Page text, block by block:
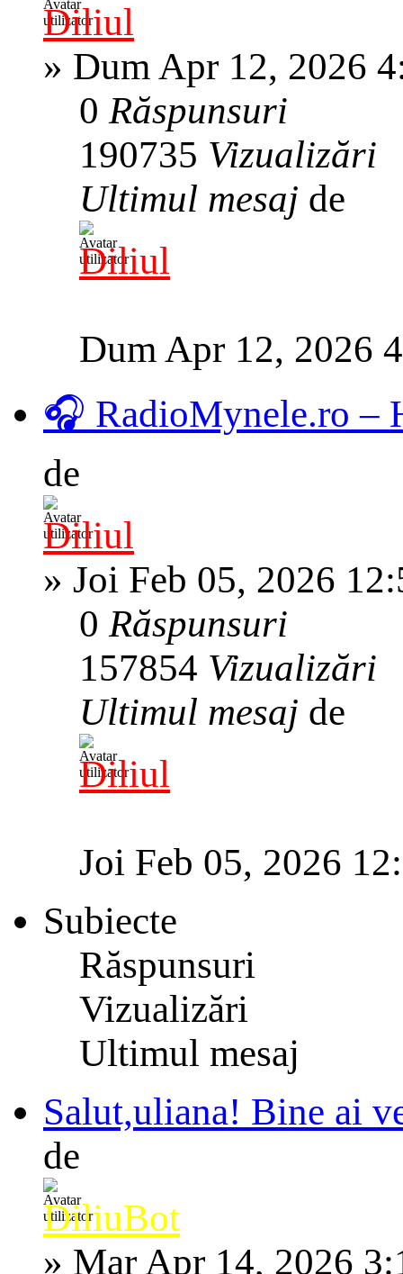
Diliul
» Dum Apr 12, 2026
0Răspunsuri
190735 Vizualizări
Ultimul mesaj de
Diliul
Dum Apr 12, 2026
🎧 RadioMynele.ro –
de
Diliul
» Joi Feb 05, 2026
0Răspunsuri
157854 Vizualizări
Ultimul mesaj de
Diliul
Joi Feb 05, 2026
Subiecte
Răspunsuri
Vizualizări
Ultimul mesaj
Salut,uliana! Bine ai
de
DiliuBot
» Mar Apr 14, 2026